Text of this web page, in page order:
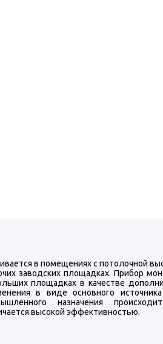
в помещениях с потолочной
заводских площадках. Прибор
площадках в качестве
в виде основного
назначения
высокой эффективностью.